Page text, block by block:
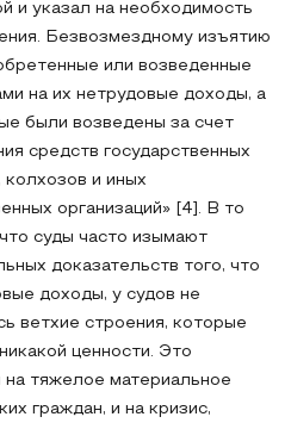
и указал на необходимость
Безвозмездному изъятию
или возведенные
на их нетрудовые доходы, а
были возведены за счет
средств государственных
колхозов и иных
организаций» [4]. В то
суды часто изымают
доказательств того, что
доходы, у судов не
ветхие строения, которые
ценности. Это
на тяжелое материальное
граждан, и на кризис,